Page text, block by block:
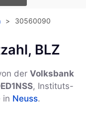
> 30560090
BLZ
der Volksbank
, Instituts-
in Neuss.